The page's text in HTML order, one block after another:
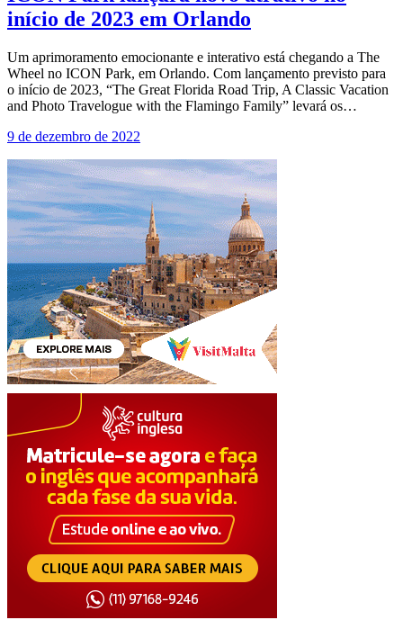
início de 2023 em Orlando
Um aprimoramento emocionante e interativo está chegando a The
Wheel no ICON Park, em Orlando. Com lançamento previsto para
o início de 2023, “The Great Florida Road Trip, A Classic Vacation
and Photo Travelogue with the Flamingo Family” levará os…
9 de dezembro de 2022